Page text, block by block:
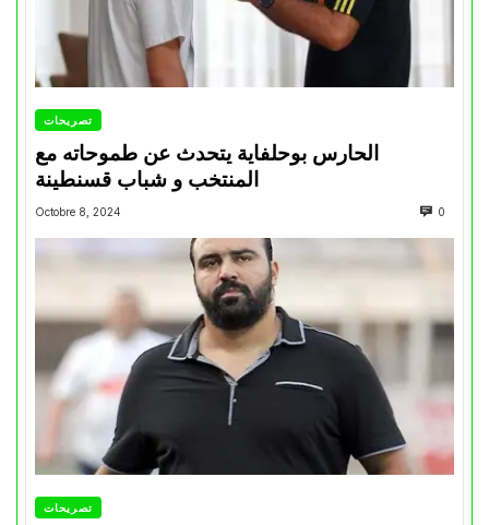
تصريحات
الحارس بوحلفاية يتحدث عن طموحاته مع
المنتخب و شباب قسنطينة
Octobre 8, 2024 0
تصريحات